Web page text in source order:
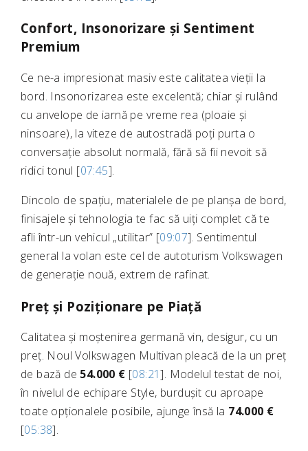
Confort, Insonorizare și Sentiment
Premium
Ce ne-a impresionat masiv este calitatea vieții la
bord. Insonorizarea este excelentă; chiar și rulând
cu anvelope de iarnă pe vreme rea (ploaie și
ninsoare), la viteze de autostradă poți purta o
conversație absolut normală, fără să fii nevoit să
ridici tonul [07:45].
Dincolo de spațiu, materialele de pe planșa de bord,
finisajele și tehnologia te fac să uiți complet că te
afli într-un vehicul „utilitar” [09:07]. Sentimentul
general la volan este cel de autoturism Volkswagen
de generație nouă, extrem de rafinat.
Preț și Poziționare pe Piață
Calitatea și moștenirea germană vin, desigur, cu un
preț. Noul Volkswagen Multivan pleacă de la un preț
de bază de 54.000 € [08:21]. Modelul testat de noi,
în nivelul de echipare Style, burdușit cu aproape
toate opționalele posibile, ajunge însă la 74.000 €
[05:38].